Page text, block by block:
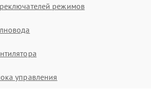
режимов
управления